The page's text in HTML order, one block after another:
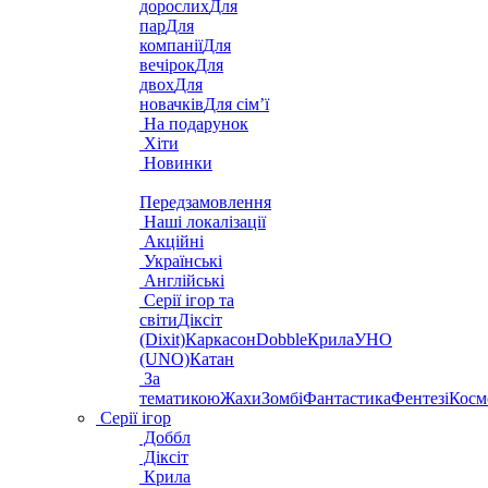
дорослихДля
парДля
компаніїДля
вечірокДля
двохДля
новачківДля сім’ї
На подарунок
Хіти
Новинки
Передзамовлення
Наші локалізації
Акційні
Українські
Англійські
Серії ігор та
світиДіксіт
(Dixit)КаркасонDobbleКрилаУНО
(UNO)Катан
За
тематикоюЖахиЗомбіФантастикаФентезі
Серії ігор
Доббл
Діксіт
Крила